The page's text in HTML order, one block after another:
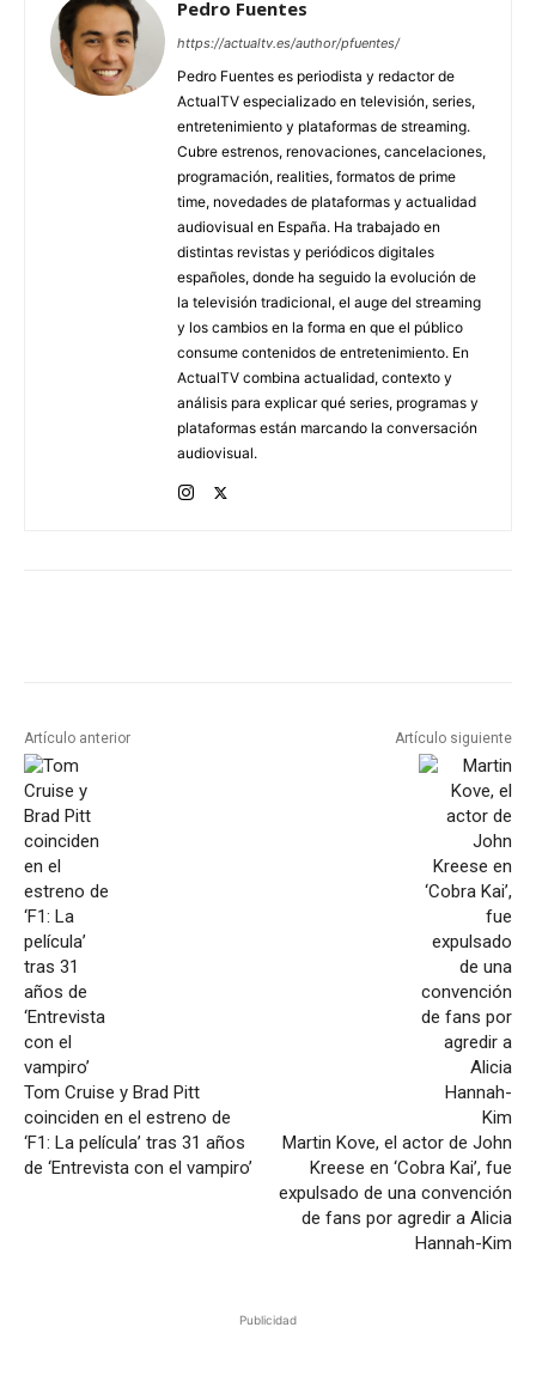
Pedro Fuentes
https://actualtv.es/author/pfuentes/
Pedro Fuentes es periodista y redactor de
ActualTV especializado en televisión, series,
entretenimiento y plataformas de streaming.
Cubre estrenos, renovaciones, cancelaciones,
programación, realities, formatos de prime
time, novedades de plataformas y actualidad
audiovisual en España. Ha trabajado en
distintas revistas y periódicos digitales
españoles, donde ha seguido la evolución de
la televisión tradicional, el auge del streaming
y los cambios en la forma en que el público
consume contenidos de entretenimiento. En
ActualTV combina actualidad, contexto y
análisis para explicar qué series, programas y
plataformas están marcando la conversación
audiovisual.
Artículo anterior
Tom Cruise y Brad Pitt
coinciden en el estreno de
‘F1: La película’ tras 31 años
de ‘Entrevista con el vampiro’
Artículo siguiente
Martin Kove, el actor de John
Kreese en ‘Cobra Kai’, fue
expulsado de una convención
de fans por agredir a Alicia
Hannah-Kim
Publicidad